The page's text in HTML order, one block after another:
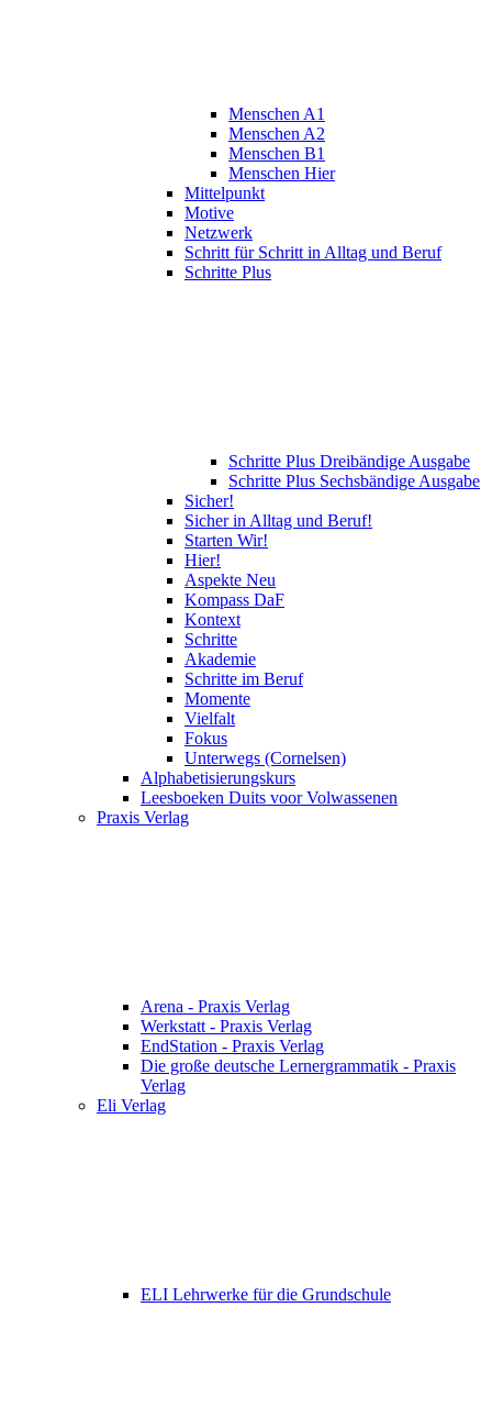
Menschen A1
Menschen A2
Menschen B1
Menschen Hier
Mittelpunkt
Motive
Netzwerk
Schritt für Schritt in Alltag und Beruf
Schritte Plus
Schritte Plus Dreibändige Ausgabe
Schritte Plus Sechsbändige Ausgabe
Sicher!
Sicher in Alltag und Beruf!
Starten Wir!
Hier!
Aspekte Neu
Kompass DaF
Kontext
Schritte
Akademie
Schritte im Beruf
Momente
Vielfalt
Fokus
Unterwegs (Cornelsen)
Alphabetisierungskurs
Leesboeken Duits voor Volwassenen
Praxis Verlag
Arena - Praxis Verlag
Werkstatt - Praxis Verlag
EndStation - Praxis Verlag
Die große deutsche Lernergrammatik - Praxis
Verlag
Eli Verlag
ELI Lehrwerke für die Grundschule